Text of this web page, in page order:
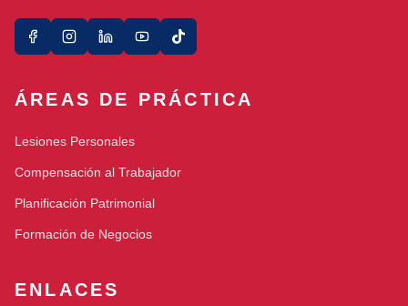
ÁREAS DE PRÁCTICA
Lesiones Personales
Compensación al Trabajador
Planificación Patrimonial
Formación de Negocios
ENLACES